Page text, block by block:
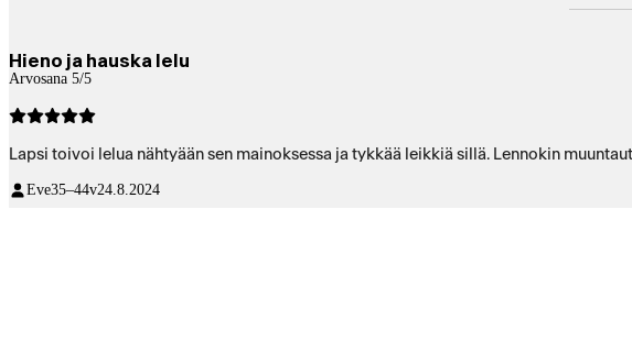
Hieno ja hauska lelu
Arvosana 5/5
Lapsi toivoi lelua nähtyään sen mainoksessa ja tykkää leikkiä sillä. Lennokin
Eve35–44v24.8.2024